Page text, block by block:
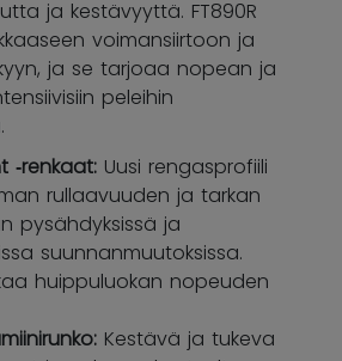
ja kestävyyttä. FT890R
voimansiirtoon ja
ja se tarjoaa nopean ja
peleihin
‑renkaat: Uusi rengasprofiili
rullaavuuden ja tarkan
pysähdyksissä ja
suunnanmuutoksissa.
huippuluokan nopeuden
Kestävä ja tukeva